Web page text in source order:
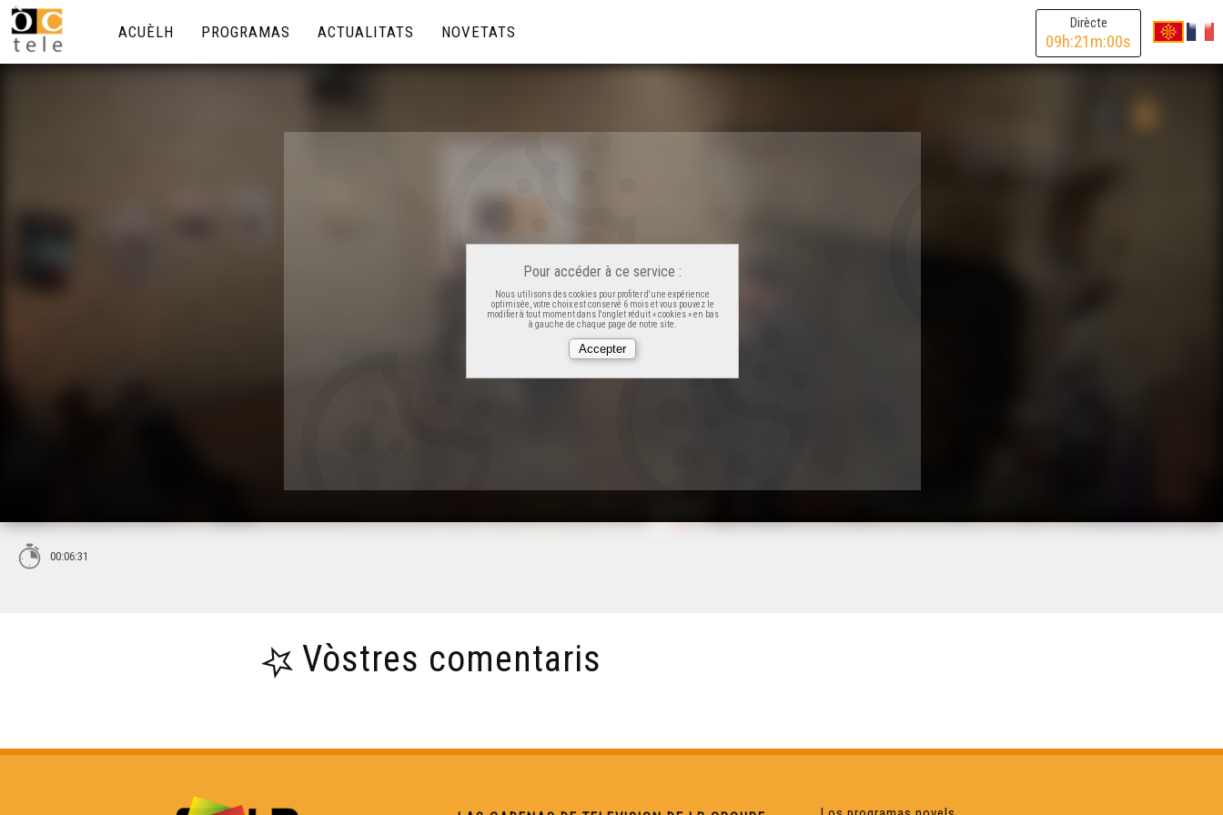
Dirècte
09h:21m:00s
ACUÈLH PROGRAMAS ACTUALITATS NOVETATS
Pour accéder à ce service :
Nous utilisons des cookies pour profiter d'une expérience
optimisée, votre choix est conservé 6 mois et vous pouvez le
modifier à tout moment dans l'onglet réduit « cookies » en bas
à gauche de chaque page de notre site.
00:06:31
Vòstres comentaris